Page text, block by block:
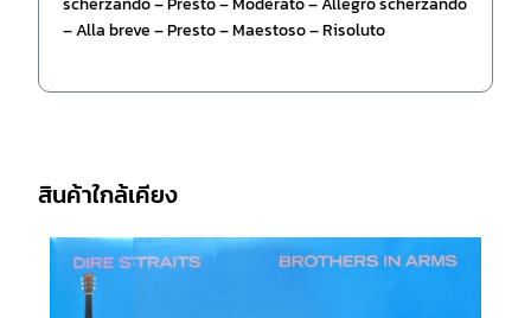
– Alla breve – Presto – Maestoso – Risoluto
สินค้าใกล้เคียง